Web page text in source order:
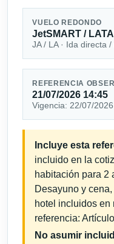
VUELO REDONDO
JetSMART /
JA / LA · Ida directa
REFERENCIA
21/07/2026 14:45
Vigencia: 22/07/
Incluye esta
incluido en la
habitación para 2
Desayuno y
hotel incluidos en
referencia:
No asumir